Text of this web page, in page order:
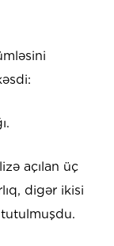
açılan üç
digər ikisi